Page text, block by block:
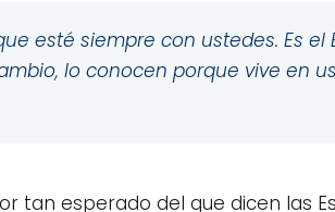
esté siempre con ustedes. Es
lo conocen porque vive en
tan esperado del que dicen las